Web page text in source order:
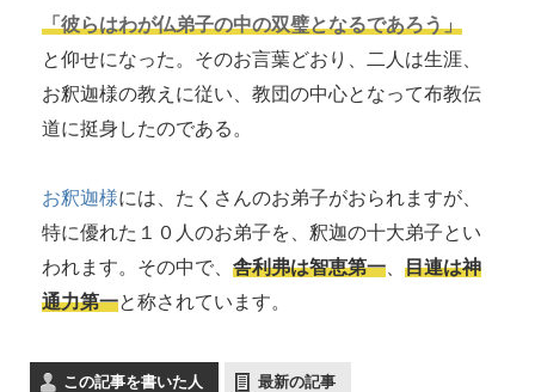
「彼らはわが仏弟子の中の双璧となるであろう」
と仰せになった。そのお言葉どおり、二人は生涯、
お釈迦様の教えに従い、教団の中心となって布教伝
道に挺身したのである。
お釈迦様には、たくさんのお弟子がおられますが、
特に優れた１０人のお弟子を、釈迦の十大弟子とい
われます。その中で、 舎利弗は智恵第一
目連は神
通力第一と称されています。
この記事を書いた人 最新の記事